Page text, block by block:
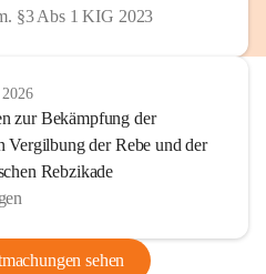
§3 Abs 1 KIG 2023
zur Bekämpfung der
Vergilbung der Rebe und der
Rebzikade
sehen